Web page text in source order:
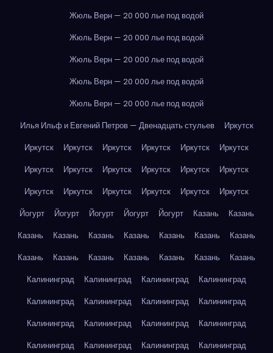
Жюль Верн — 20 000 лье под водой
Жюль Верн — 20 000 лье под водой
Жюль Верн — 20 000 лье под водой
Жюль Верн — 20 000 лье под водой
Жюль Верн — 20 000 лье под водой
Илья Ильф и Евгений Петров — Двенадцать стульев
Иркутск
Иркутск
Иркутск Иркутск Иркутск Иркутск
Иркутск
Иркутск
Иркутск Иркутск Иркутск Иркутск
Иркутск
Иркутск
Иркутск Иркутск Иркутск Иркутск
Иркутск
Йогурт
Йогурт Йогурт Йогурт Йогурт Казань
Казань
Казань
Казань Казань Казань Казань Казань
Казань
Казань
Казань Казань Казань Казань Казань
Казань
Калининград
Калининград Калининград
Калининград
Калининград
Калининград Калининград
Калининград
Калининград
Калининград Калининград
Калининград
Калининград
Калининград Калининград
Калининград